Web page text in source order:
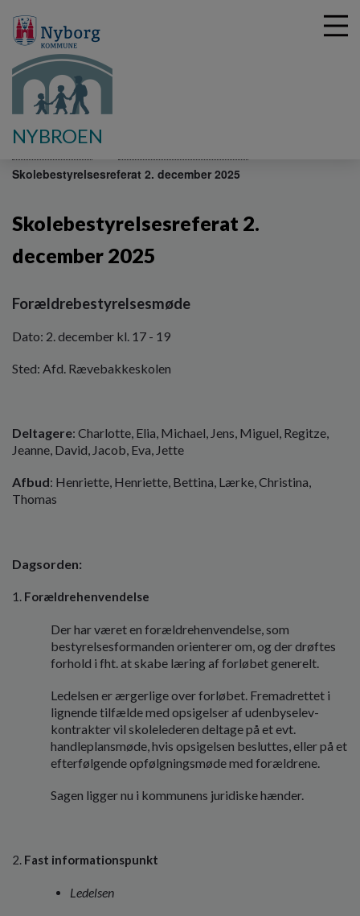
NYBROEN
Skolebestyrelsesreferat 2. december 2025
Skolebestyrelsesreferat 2.
december 2025
Forældrebestyrelsesmøde
Dato: 2. december kl. 17 - 19
Sted: Afd. Rævebakkeskolen
Deltagere: Charlotte, Elia, Michael, Jens, Miguel, Regitze,
Jeanne, David, Jacob, Eva, Jette
Afbud: Henriette, Henriette, Bettina, Lærke, Christina,
Thomas
Dagsorden:
Forældrehenvendelse
Der har været en forældrehenvendelse, som
bestyrelsesformanden orienterer om, og der drøftes
forhold i fht. at skabe læring af forløbet generelt.
Ledelsen er ærgerlige over forløbet. Fremadrettet i
lignende tilfælde med opsigelser af udenbyselev-
kontrakter vil skolelederen deltage på et evt.
handleplansmøde, hvis opsigelsen besluttes, eller på et
efterfølgende opfølgningsmøde med forældrene.
Sagen ligger nu i kommunens juridiske hænder.
Fast informationspunkt
Ledelsen